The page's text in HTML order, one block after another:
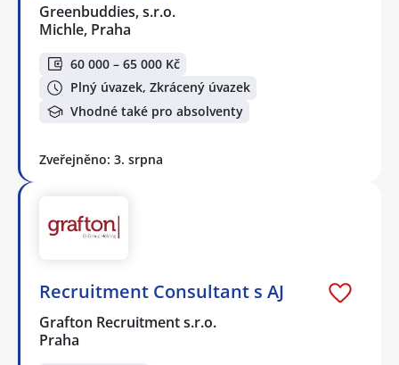
Greenbuddies, s.r.o.
Michle, Praha
60 000 – 65 000 Kč
Plný úvazek, Zkrácený úvazek
Vhodné také pro absolventy
Zveřejněno: 3. srpna
Recruitment Consultant s AJ
Grafton Recruitment s.r.o.
Praha